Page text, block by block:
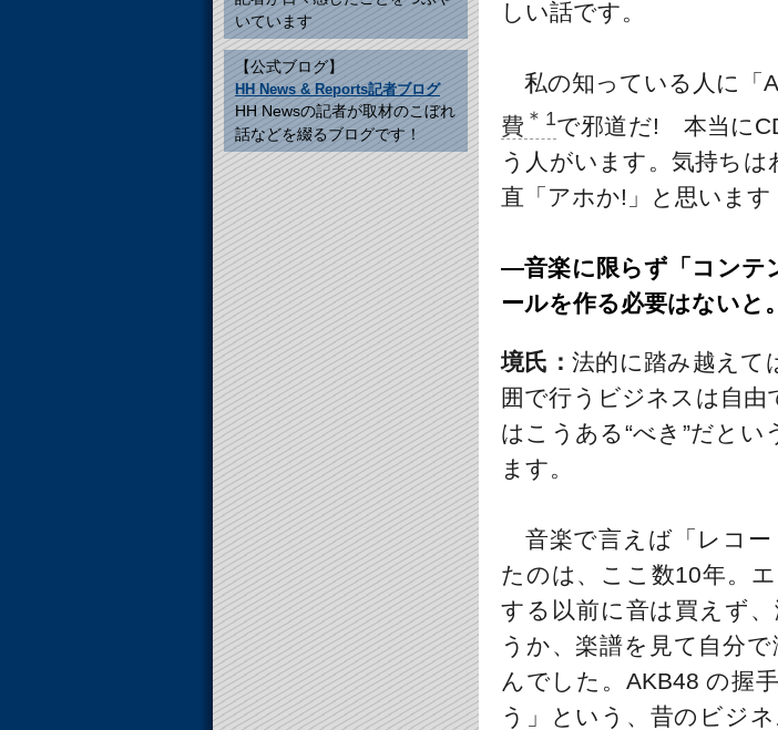
いています
【公式ブログ】
HH News & Reports記者ブログ
HH Newsの記者が取材のこぼれ
話などを綴るブログです！
しい話です。
私の知っている人に「
費 ＊1で邪道だ! 本当に
う人がいます。気持ち
直「アホか!」と思います
―音楽に限らず「コンテ
ールを作る必要はないと。
境氏： 法的に踏み越えて
囲で行うビジネスは自
はこうある“べき”だと
ます。
音楽で言えば「レコー
たのは、ここ数10年。
する以前に音は買えず
うか、楽譜を見て自分
んでした。AKB48 の握
う」という、昔のビジ